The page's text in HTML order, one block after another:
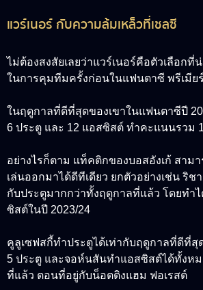
แวร์เนอร์ กับความล้มเหล็วที่เชลซี
ไม่ต้องสงสัยเลยว่าแวร์เนอร์คือตัวเลือกที่
ในการคุมทีมครั้งก่อนในแฟนตาซี พรีเมีย
ในฤดูกาลที่ดีที่สุดของเขาในแฟนตาซีปี
6 ประตู และ 12 แอสซิสต์ ทำคะแนนรวม
อย่างไรก็ตาม แท็คติกของบอสอังเก้ สาม
เล่นออกมาได้ดีทีเดียว ยกตัวอย่างเช่น ริ
กับประตูมากกว่าทั้งฤดูกาลที่แล้ว โดยทำ
ซิสต์ในปี 2023/24
คูลูเซฟสกี้ทำประตูได้เท่ากับฤดูกาลที่ดีที่สุ
5 ประตู และจอห์นสันทำแอสซิสต์ได้ทั้งห
ที่แล้ว ตอนที่อยู่กับน็อตติงแฮม ฟอเรสต์